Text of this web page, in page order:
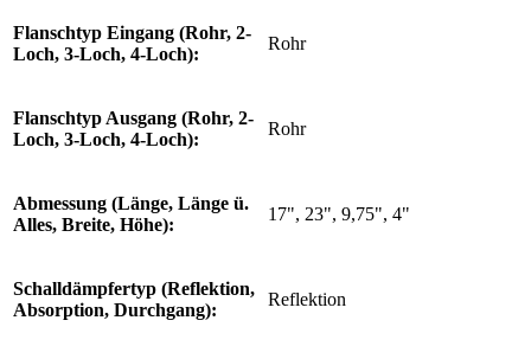
Flanschtyp Eingang (Rohr, 2-
Loch, 3-Loch, 4-Loch):
Rohr
Flanschtyp Ausgang (Rohr, 2-
Loch, 3-Loch, 4-Loch):
Rohr
Abmessung (Länge, Länge ü.
Alles, Breite, Höhe):
17", 23", 9,75", 4"
Schalldämpfertyp (Reflektion,
Absorption, Durchgang):
Reflektion